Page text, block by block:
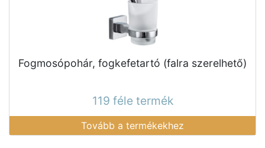
Fogmosópohár, fogkefetartó (falra szerelhető)
119 féle termék
Tovább a termékekhez